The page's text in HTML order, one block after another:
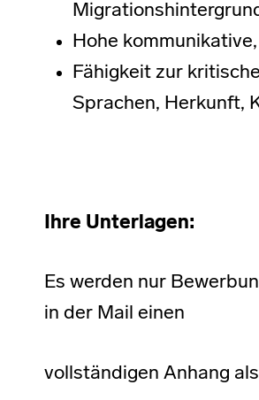
Hohe
Fähigkeit zur
Sprachen, Herkunft,
Ihre Unterlagen:
Es werden nur
in der Mail einen
vollständigen Anhang